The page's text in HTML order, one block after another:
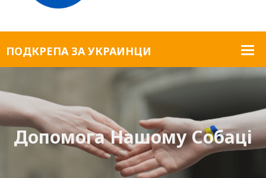
Допомога Нашому Собаці